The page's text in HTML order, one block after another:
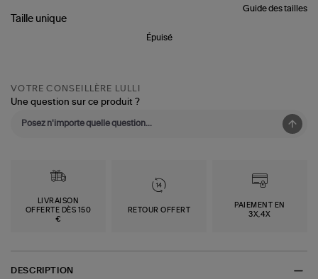
Rose
Diamants
Guide des tailles
Taille unique
Épuisé
VOTRE CONSEILLÈRE LULLI
Une question sur ce produit ?
LIVRAISON
OFFERTE DÈS 150
€
RETOUR OFFERT
PAIEMENT EN
3X,4X
DESCRIPTION